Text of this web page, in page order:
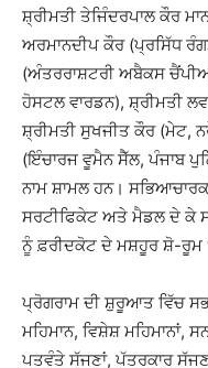
ਸ਼੍ਰੀਮਤੀ ਤੇਜਿੰਦਰਪਾਲ ਕੌਰ
ਅਰਮਾਨਦੀਪ ਕੌਰ (ਪ੍ਰਸਿੱਧ
(ਅੰਤਰਰਾਸ਼ਟਰੀ ਅਬੈਕਸ
ਹੋਸਟਲ ਵਾਰਡਨ), ਸ਼੍ਰੀਮਤੀ
ਸ਼੍ਰੀਮਤੀ ਸੁਖਜੀਤ ਕੌਰ (ਮੇਟ,
(ਇੰਚਾਰਜ ਵੂਮੈਨ ਸੈੱਲ, ਪੰਜਾਬ
ਨਾਮ ਸ਼ਾਮਲ ਹਨ।
ਸਰਟੀਫਿਕੇਟ ਅਤੇ ਮੈਡਲ ਦੇ ਕੇ
ਨੂੰ ਫ਼ਰੀਦਕੋਟ ਦੇ ਮਸ਼ਹੂਰ ਸ਼ੋ-ਰੂਮ
ਪ੍ਰੋਗਰਾਮ ਦੀ ਸ਼ੁਰੂਆਤ ਵਿੱਚ
ਮਹਿਮਾਨ, ਵਿਸ਼ੇਸ਼ ਮਹਿਮਾਨਾਂ,
ਪਤਵੰਤੇ ਸੱਜਣਾਂ, ਪੱਤਰਕਾਰ